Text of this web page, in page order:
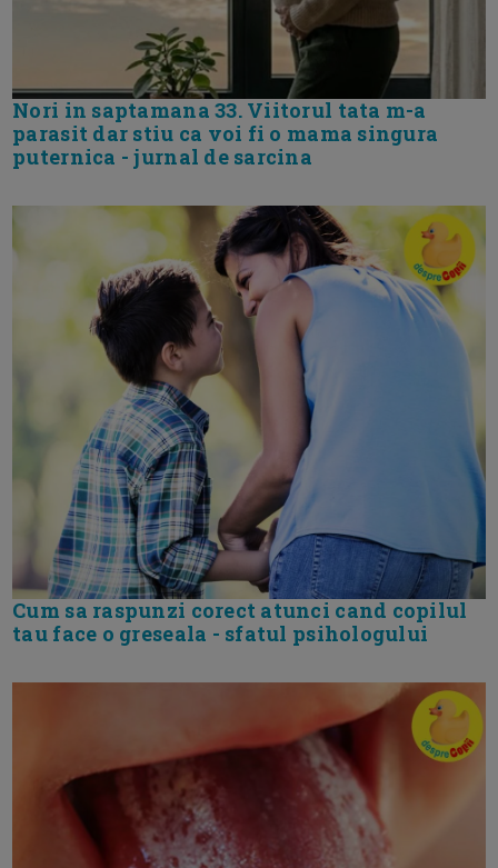
Nori in saptamana 33. Viitorul tata m-a
parasit dar stiu ca voi fi o mama singura
puternica - jurnal de sarcina
Cum sa raspunzi corect atunci cand copilul
tau face o greseala - sfatul psihologului